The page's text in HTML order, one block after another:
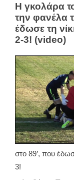
Η γκολάρα
την φανέλα
έδωσε τη
2-3! (video)
στο 89’, που
3!